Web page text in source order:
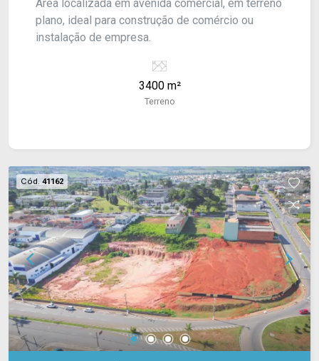
Área localizada em avenida comercial, em terreno
plano, ideal para construção de comércio ou
instalação de empresa.
3400 m²
Terreno
Cód.41162